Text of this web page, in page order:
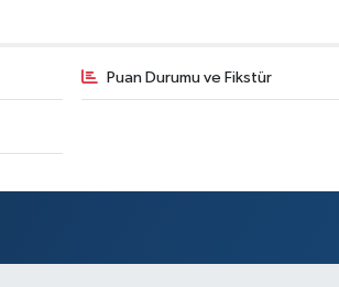
Puan Durumu ve Fikstür